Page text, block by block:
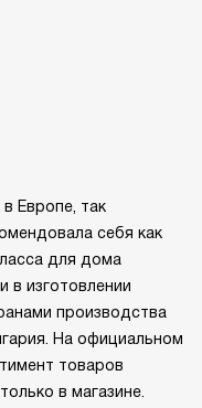
Европе, так
себя как
для дома
в изготовлении
производства
На официальном
товаров
в магазине.